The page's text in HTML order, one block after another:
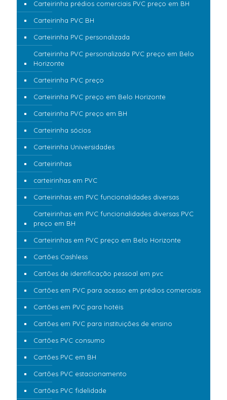
Carteirinha prédios comerciais PVC preço em BH
Carteirinha PVC BH
Carteirinha PVC personalizada
Carteirinha PVC personalizada PVC preço em Belo
Horizonte
Carteirinha PVC preço
Carteirinha PVC preço em Belo Horizonte
Carteirinha PVC preço em BH
Carteirinha sócios
Carteirinha Universidades
Carteirinhas
carteirinhas em PVC
Carteirinhas em PVC funcionalidades diversas
Carteirinhas em PVC funcionalidades diversas PVC
preço em BH
Carteirinhas em PVC preço em Belo Horizonte
Cartões Cashless
Cartões de identificação pessoal em pvc
Cartões em PVC para acesso em prédios comerciais
Cartões em PVC para hotéis
Cartões em PVC para instituições de ensino
Cartões PVC consumo
Cartões PVC em BH
Cartões PVC estacionamento
Cartões PVC fidelidade